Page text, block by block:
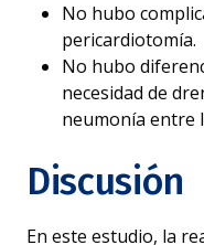
No hubo
pericardiotomía.
No hubo
necesidad de
neumonía entre
Discusión
En este estudio, la